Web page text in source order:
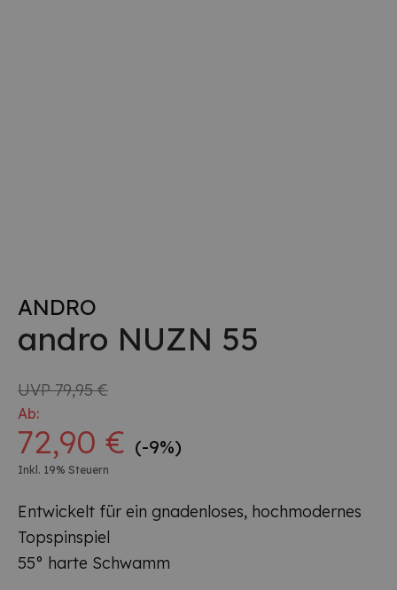
ANDRO
andro NUZN 55
UVP79,95 €
Ab:
72,90 € (-9%)
Inkl. 19% Steuern
Entwickelt für ein gnadenloses, hochmodernes
Topspinspiel
55° harte Schwamm